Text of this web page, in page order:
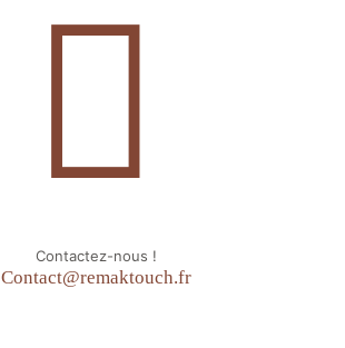
Contact@remaktouch.fr
Contactez-nous !